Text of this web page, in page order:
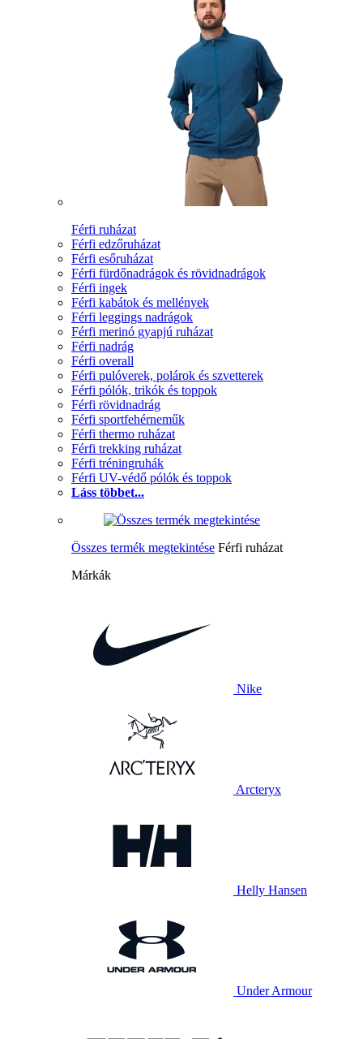
Férfi ruházat
Férfi edzőruházat
Férfi esőruházat
Férfi fürdőnadrágok és rövidnadrágok
Férfi ingek
Férfi kabátok és mellények
Férfi leggings nadrágok
Férfi merinó gyapjú ruházat
Férfi nadrág
Férfi overall
Férfi pulóverek, polárok és szvetterek
Férfi pólók, trikók és toppok
Férfi rövidnadrág
Férfi sportfehérneműk
Férfi thermo ruházat
Férfi trekking ruházat
Férfi tréningruhák
Férfi UV-védő pólók és toppok
Láss többet...
Összes termék megtekintése Férfi ruházat
Márkák
Nike
Arcteryx
Helly Hansen
Under Armour